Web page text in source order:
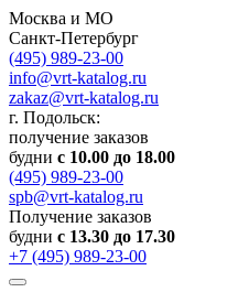
Москва и МО
Санкт-Петербург
(495) 989-23-00
info@vrt-katalog.ru
zakaz@vrt-katalog.ru
г. Подольск:
получение заказов
будни с 10.00 до 18.00
(495) 989-23-00
spb@vrt-katalog.ru
Получение заказов
будни с 13.30 до 17.30
+7 (495) 989-23-00